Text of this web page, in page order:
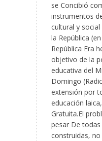
se Concibió
instrumentos
cultural y
la República
República Era
objetivo de la
educativa del
Domingo
extensión por
educación
Gratuita.El
pesar De todas
construidas,